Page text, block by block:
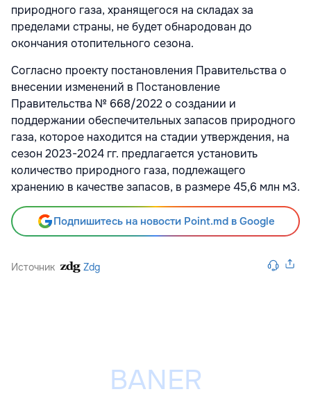
природного газа, хранящегося на складах за
пределами страны, не будет обнародован до
окончания отопительного сезона.
Согласно проекту постановления Правительства о
внесении изменений в Постановление
Правительства № 668/2022 о создании и
поддержании обеспечительных запасов природного
газа, которое находится на стадии утверждения, на
сезон 2023-2024 гг. предлагается установить
количество природного газа, подлежащего
хранению в качестве запасов, в размере 45,6 млн м3.
Подпишитесь на новости Point.md в Google
Источник Zdg